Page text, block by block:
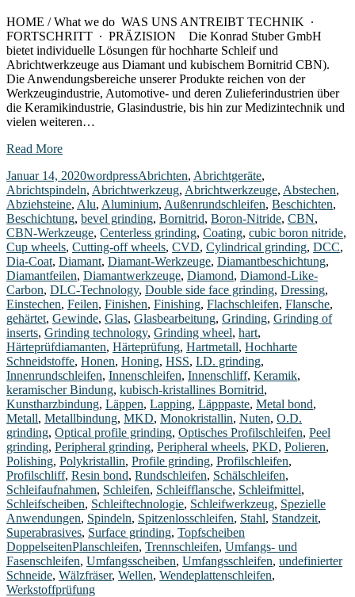
HOME / What we do WAS UNS ANTREIBT TECHNIK ∙
FORTSCHRITT ∙ PRÄZISION Die Konrad Stuber GmbH
bietet individuelle Lösungen für hochharte Schleif und
Abrichtwerkzeuge aus Diamant und kubischem Bornitrid CBN).
Die Anwendungsbereiche unserer Produkte reichen von der
Werkzeugindustrie, Automotive- und deren Zulieferindustrien über
die Keramikindustrie, Glasindustrie, bis hin zur Medizintechnik und
vielen weiteren…
Read More
Januar 14, 2020wordpressAbrichten, Abrichtgeräte,
Abrichtspindeln, Abrichtwerkzeug, Abrichtwerkzeuge, Abstechen,
Abziehsteine, Alu, Aluminium, Außenrundschleifen, Beschichten,
Beschichtung, bevel grinding, Bornitrid, Boron-Nitride, CBN,
CBN-Werkzeuge, Centerless grinding, Coating, cubic boron nitride,
Cup wheels, Cutting-off wheels, CVD, Cylindrical grinding, DCC,
Dia-Coat, Diamant, Diamant-Werkzeuge, Diamantbeschichtung,
Diamantfeilen, Diamantwerkzeuge, Diamond, Diamond-Like-
Carbon, DLC-Technology, Double side face grinding, Dressing,
Einstechen, Feilen, Finishen, Finishing, Flachschleifen, Flansche,
gehärtet, Gewinde, Glas, Glasbearbeitung, Grinding, Grinding of
inserts, Grinding technology, Grinding wheel, hart,
Härteprüfdiamanten, Härteprüfung, Hartmetall, Hochharte
Schneidstoffe, Honen, Honing, HSS, I.D. grinding,
Innenrundschleifen, Innenschleifen, Innenschliff, Keramik,
keramischer Bindung, kubisch-kristallines Bornitrid,
Kunstharzbindung, Läppen, Lapping, Läpppaste, Metal bond,
Metall, Metallbindung, MKD, Monokristallin, Nuten, O.D.
grinding, Optical profile grinding, Optisches Profilschleifen, Peel
grinding, Peripheral grinding, Peripheral wheels, PKD, Polieren,
Polishing, Polykristallin, Profile grinding, Profilschleifen,
Profilschliff, Resin bond, Rundschleifen, Schälschleifen,
Schleifaufnahmen, Schleifen, Schleifflansche, Schleifmittel,
Schleifscheiben, Schleiftechnologie, Schleifwerkzeug, Spezielle
Anwendungen, Spindeln, Spitzenlosschleifen, Stahl, Standzeit,
Superabrasives, Surface grinding, Topfscheiben
DoppelseitenPlanschleifen, Trennschleifen, Umfangs- und
Fasenschleifen, Umfangsscheiben, Umfangsschleifen, undefinierter
Schneide, Wälzfräser, Wellen, Wendeplattenschleifen,
Werkstoffprüfung